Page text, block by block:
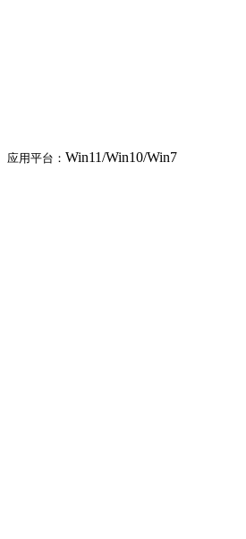
应用平台： Win11/Win10/Win7